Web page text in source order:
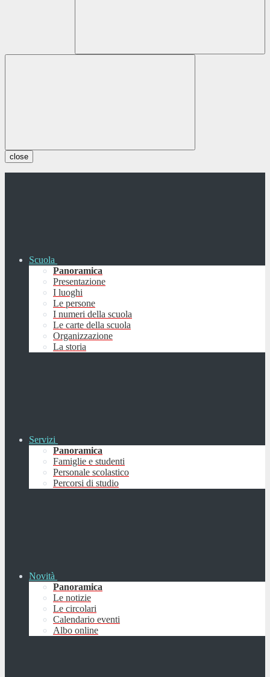
close
Scuola
Panoramica
Presentazione
I luoghi
Le persone
I numeri della scuola
Le carte della scuola
Organizzazione
La storia
Servizi
Panoramica
Famiglie e studenti
Personale scolastico
Percorsi di studio
Novità
Panoramica
Le notizie
Le circolari
Calendario eventi
Albo online